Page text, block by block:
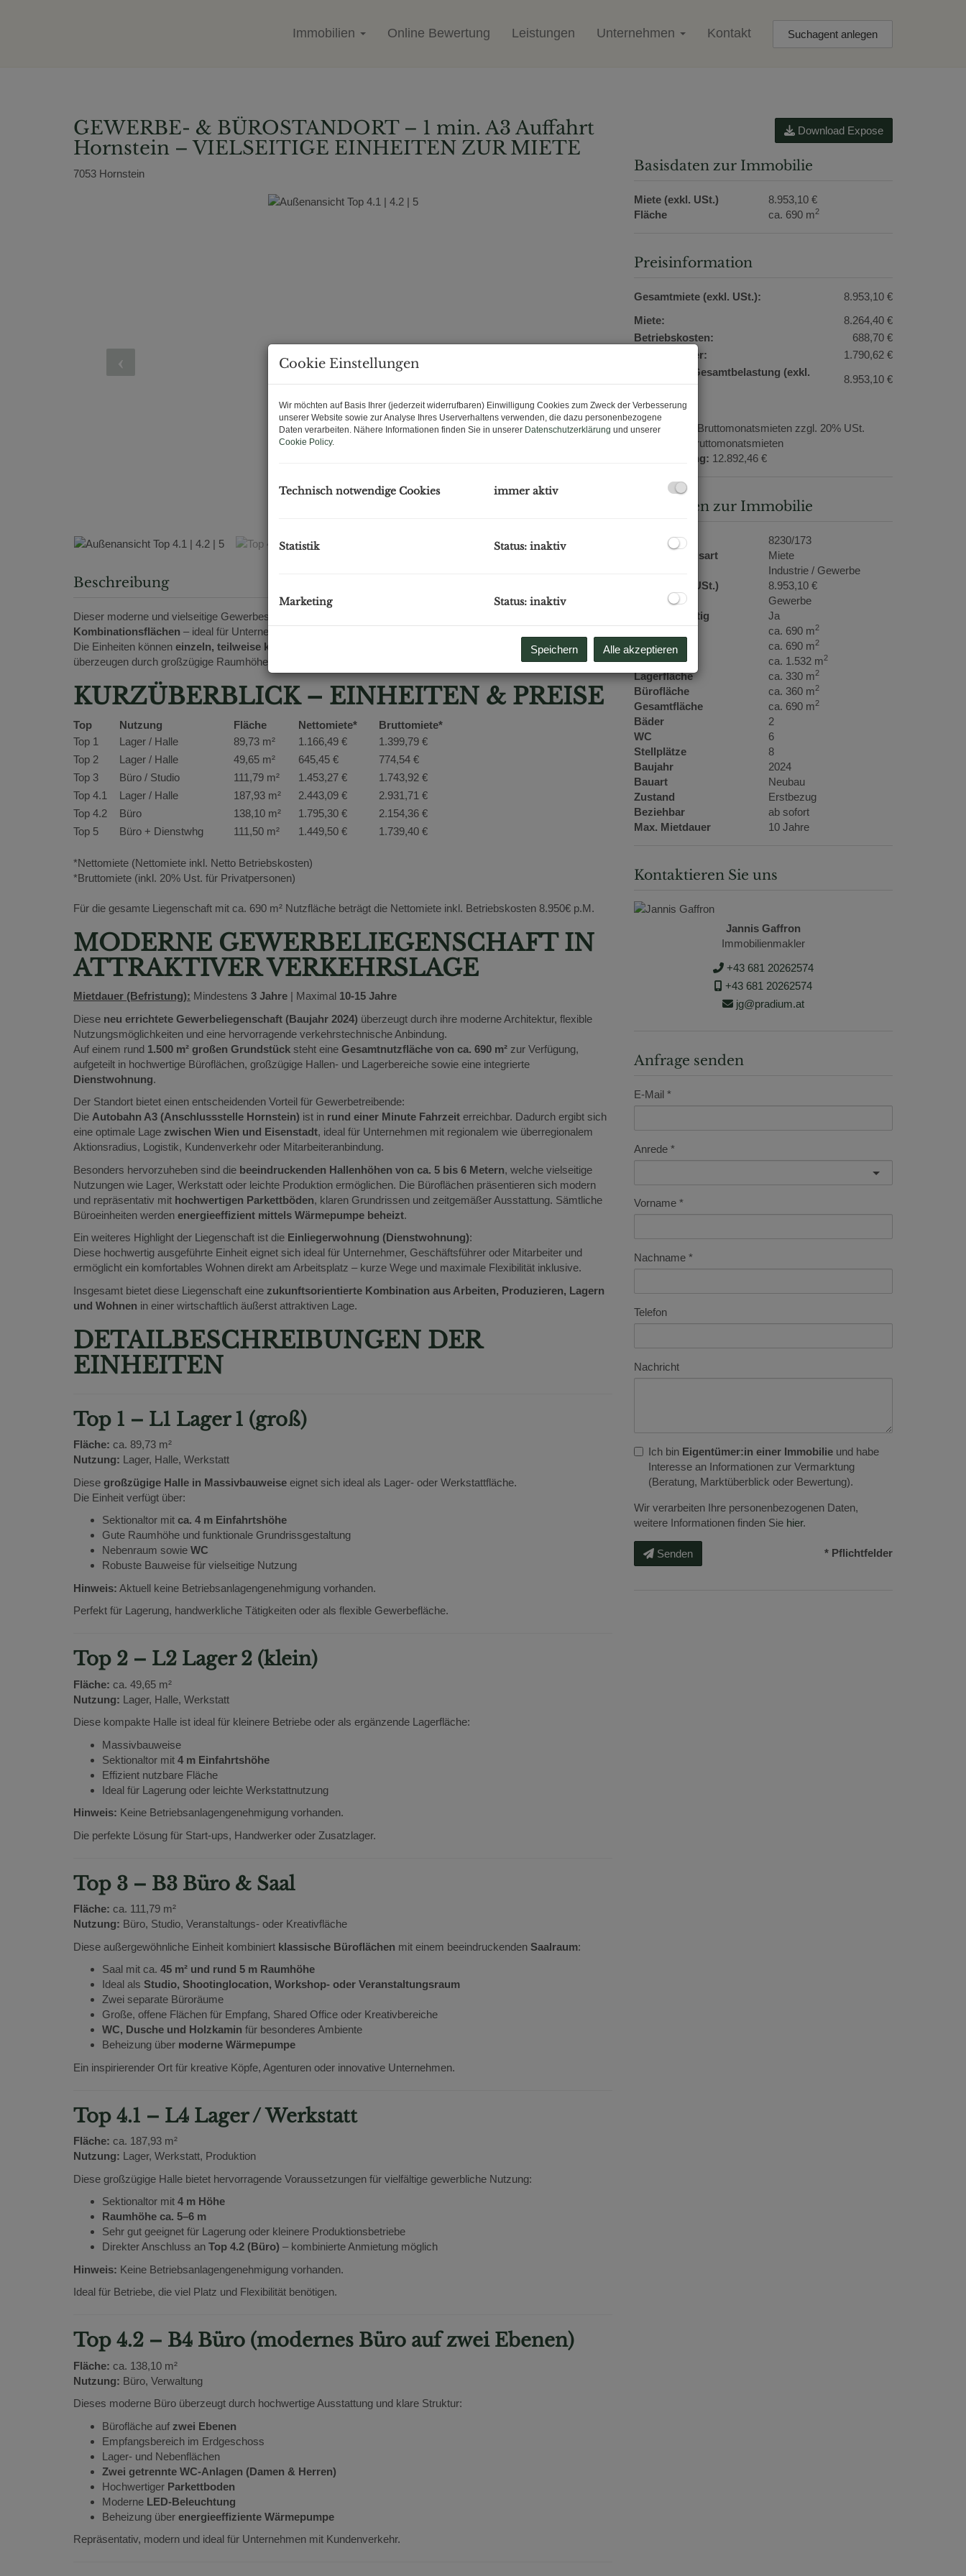
Immobilien Online Bewertung Leistungen Unternehmen Kontakt Suchagent anlegen
GEWERBE- & BÜROSTANDORT – 1 min. A3 Auffahrt
Hornstein – VIELSEITIGE EINHEITEN ZUR MIETE
7053 Hornstein
Beschreibung
Dieser moderne und vielseitige Gewerbestandort bietet unterschiedlichste
Kombinationsflächen – ideal für Unternehmen, Kreative, Produktion, Studio, Lager oder Verwaltung.
Die Einheiten können einzeln, teilweise kombiniert oder als gesamte Einheit
angemietet werden und
überzeugen durch großzügige Raumhöhen, hochwertige Ausstattung und flexible Nutzungsmöglichkeiten.
KURZÜBERBLICK – EINHEITEN & PREISE
Top Nutzung Fläche Nettomiete*
Bruttomiete*
Top 1
Lager / Halle 89,73 m² 1.166,49 €
1.399,79 €
Top 2
Lager / Halle 49,65 m² 645,45 €
774,54 €
Top 3
Büro / Studio 111,79 m² 1.453,27 €
1.743,92 €
Top 4.1
Lager / Halle 187,93 m² 2.443,09 €
2.931,71 €
Top 4.2
Büro 138,10 m² 1.795,30 €
2.154,36 €
Top 5
Büro + Dienstwhg 111,50 m² 1.449,50 € 1.739,40 €
*Nettomiete (Nettomiete inkl. Netto Betriebskosten)
*Bruttomiete (inkl. 20% Ust. für Privatpersonen)
Für die gesamte Liegenschaft mit ca. 690 m² Nutzfläche beträgt die Nettomiete inkl. Betriebskosten 8.950€ p.M.
MODERNE GEWERBELIEGENSCHAFT IN
ATTRAKTIVER VERKEHRSLAGE
Mietdauer (Befristung): Mindestens 3 Jahre | Maximal 10-15 Jahre
Diese neu errichtete Gewerbeliegenschaft (Baujahr 2024) überzeugt durch ihre moderne Architektur, flexible
Nutzungsmöglichkeiten und eine hervorragende verkehrstechnische Anbindung.
Auf einem rund 1.500 m² großen Grundstück steht eine Gesamtnutzfläche von ca. 690 m² zur Verfügung,
aufgeteilt in hochwertige Büroflächen, großzügige Hallen- und Lagerbereiche sowie eine integrierte
Dienstwohnung.
Der Standort bietet einen entscheidenden Vorteil für Gewerbetreibende:
Die Autobahn A3 (Anschlussstelle Hornstein) ist in rund einer Minute Fahrzeit erreichbar. Dadurch ergibt sich
eine optimale Lage zwischen Wien und Eisenstadt, ideal für Unternehmen mit regionalem wie überregionalem
Aktionsradius, Logistik, Kundenverkehr oder Mitarbeiteranbindung.
Besonders hervorzuheben sind die beeindruckenden Hallenhöhen von ca. 5 bis 6 Metern, welche vielseitige
Nutzungen wie Lager, Werkstatt oder leichte Produktion ermöglichen. Die Büroflächen präsentieren sich modern
und repräsentativ mit hochwertigen Parkettböden, klaren Grundrissen und zeitgemäßer Ausstattung. Sämtliche
Büroeinheiten werden energieeffizient mittels Wärmepumpe beheizt.
Ein weiteres Highlight der Liegenschaft ist die Einliegerwohnung (Dienstwohnung):
Diese hochwertig ausgeführte Einheit eignet sich ideal für Unternehmer, Geschäftsführer oder Mitarbeiter und
ermöglicht ein komfortables Wohnen direkt am Arbeitsplatz – kurze Wege und maximale Flexibilität inklusive.
Insgesamt bietet diese Liegenschaft eine zukunftsorientierte Kombination aus Arbeiten, Produzieren, Lagern
und Wohnen in einer wirtschaftlich äußerst attraktiven Lage.
DETAILBESCHREIBUNGEN DER
EINHEITEN
Top 1 – L1 Lager 1 (groß)
Fläche: ca. 89,73 m²
Nutzung: Lager, Halle, Werkstatt
Diese großzügige Halle in Massivbauweise eignet sich ideal als Lager- oder Werkstattfläche.
Die Einheit verfügt über:
Sektionaltor mit ca. 4 m Einfahrtshöhe
Gute Raumhöhe und funktionale Grundrissgestaltung
Nebenraum sowie WC
Robuste Bauweise für vielseitige Nutzung
Hinweis: Aktuell keine Betriebsanlagengenehmigung vorhanden.
Perfekt für Lagerung, handwerkliche Tätigkeiten oder als flexible Gewerbefläche.
Top 2 – L2 Lager 2 (klein)
Fläche: ca. 49,65 m²
Nutzung: Lager, Halle, Werkstatt
Diese kompakte Halle ist ideal für kleinere Betriebe oder als ergänzende Lagerfläche:
Massivbauweise
Sektionaltor mit 4 m Einfahrtshöhe
Effizient nutzbare Fläche
Ideal für Lagerung oder leichte Werkstattnutzung
Hinweis: Keine Betriebsanlagengenehmigung vorhanden.
Die perfekte Lösung für Start-ups, Handwerker oder Zusatzlager.
Top 3 – B3 Büro & Saal
Fläche: ca. 111,79 m²
Nutzung: Büro, Studio, Veranstaltungs- oder Kreativfläche
Diese außergewöhnliche Einheit kombiniert klassische Büroflächen mit einem beeindruckenden Saalraum:
Saal mit ca. 45 m² und rund 5 m Raumhöhe
Ideal als Studio, Shootinglocation, Workshop- oder Veranstaltungsraum
Zwei separate Büroräume
Große, offene Flächen für Empfang, Shared Office oder Kreativbereiche
WC, Dusche und Holzkamin für besonderes Ambiente
Beheizung über moderne Wärmepumpe
Ein inspirierender Ort für kreative Köpfe, Agenturen oder innovative Unternehmen.
Top 4.1 – L4 Lager / Werkstatt
Fläche: ca. 187,93 m²
Nutzung: Lager, Werkstatt, Produktion
Diese großzügige Halle bietet hervorragende Voraussetzungen für vielfältige gewerbliche Nutzung:
Sektionaltor mit 4 m Höhe
Raumhöhe ca. 5–6 m
Sehr gut geeignet für Lagerung oder kleinere Produktionsbetriebe
Direkter Anschluss an Top 4.2 (Büro) – kombinierte Anmietung möglich
Hinweis: Keine Betriebsanlagengenehmigung vorhanden.
Ideal für Betriebe, die viel Platz und Flexibilität benötigen.
Top 4.2 – B4 Büro (modernes Büro auf zwei Ebenen)
Fläche: ca. 138,10 m²
Nutzung: Büro, Verwaltung
Dieses moderne Büro überzeugt durch hochwertige Ausstattung und klare Struktur:
Bürofläche auf zwei Ebenen
Empfangsbereich im Erdgeschoss
Lager- und Nebenflächen
Zwei getrennte WC-Anlagen (Damen & Herren)
Hochwertiger Parkettboden
Moderne LED-Beleuchtung
Beheizung über energieeffiziente Wärmepumpe
Repräsentativ, modern und ideal für Unternehmen mit Kundenverkehr.
Download Expose
Basisdaten zur Immobilie
Miete (exkl. USt.)
8.953,10 €
Fläche
ca. 690 m2
Preisinformation
Gesamtmiete (exkl. USt.):
8.953,10 €
Miete:
8.264,40 €
Betriebskosten:
688,70 €
Umsatzsteuer:
1.790,62 €
monatliche Gesamtbelastung (exkl.
USt.):
8.953,10 €
Provision:
3 Bruttomonatsmieten zzgl. 20% USt.
3 Bruttomonatsmieten
Vergebührung: 12.892,46 €
Basisdaten zur Immobilie
Objektnr.
8230/173
Vermarktungsart
Miete
Industrie / Gewerbe
Miete (exkl. USt.)
8.953,10 €
Nutzungsart
Gewerbe
Schlüsselfertig
Ja
ca. 690 m2
Nutzfläche ca. 690 m2
Grundfläche ca. 1.532 m2
Lagerfläche ca. 330 m2
Bürofläche ca. 360 m2
Gesamtfläche ca. 690 m2
Bäder
2
WC
6
Stellplätze
8
Baujahr
2024
Bauart
Neubau
Zustand
Erstbezug
Beziehbar
ab sofort
Max. Mietdauer
10 Jahre
Kontaktieren Sie uns
Jannis Gaffron
Immobilienmakler
+43 681 20262574
+43 681 20262574
jg@pradium.at
Anfrage senden
E-Mail
Anrede
Vorname
Nachname
Telefon
Nachricht
Ich bin Eigentümer:in einer Immobilie und habe
Interesse an Informationen zur Vermarktung
(Beratung, Marktüberblick oder Bewertung).
Wir verarbeiten Ihre personenbezogenen Daten,
weitere Informationen finden Sie hier.
Senden * Pflichtfelder
Cookie Einstellungen
Wir möchten auf Basis Ihrer (jederzeit widerrufbaren) Einwilligung Cookies zum Zweck der Verbesserung
unserer Website sowie zur Analyse Ihres Userverhaltens verwenden, die dazu personenbezogene
Daten verarbeiten. Nähere Informationen finden Sie in unserer Datenschutzerklärung und unserer
Cookie Policy.
Technisch notwendige Cookies immer aktiv
Statistik Status: inaktiv
Marketing Status: inaktiv
Speichern Alle akzeptieren